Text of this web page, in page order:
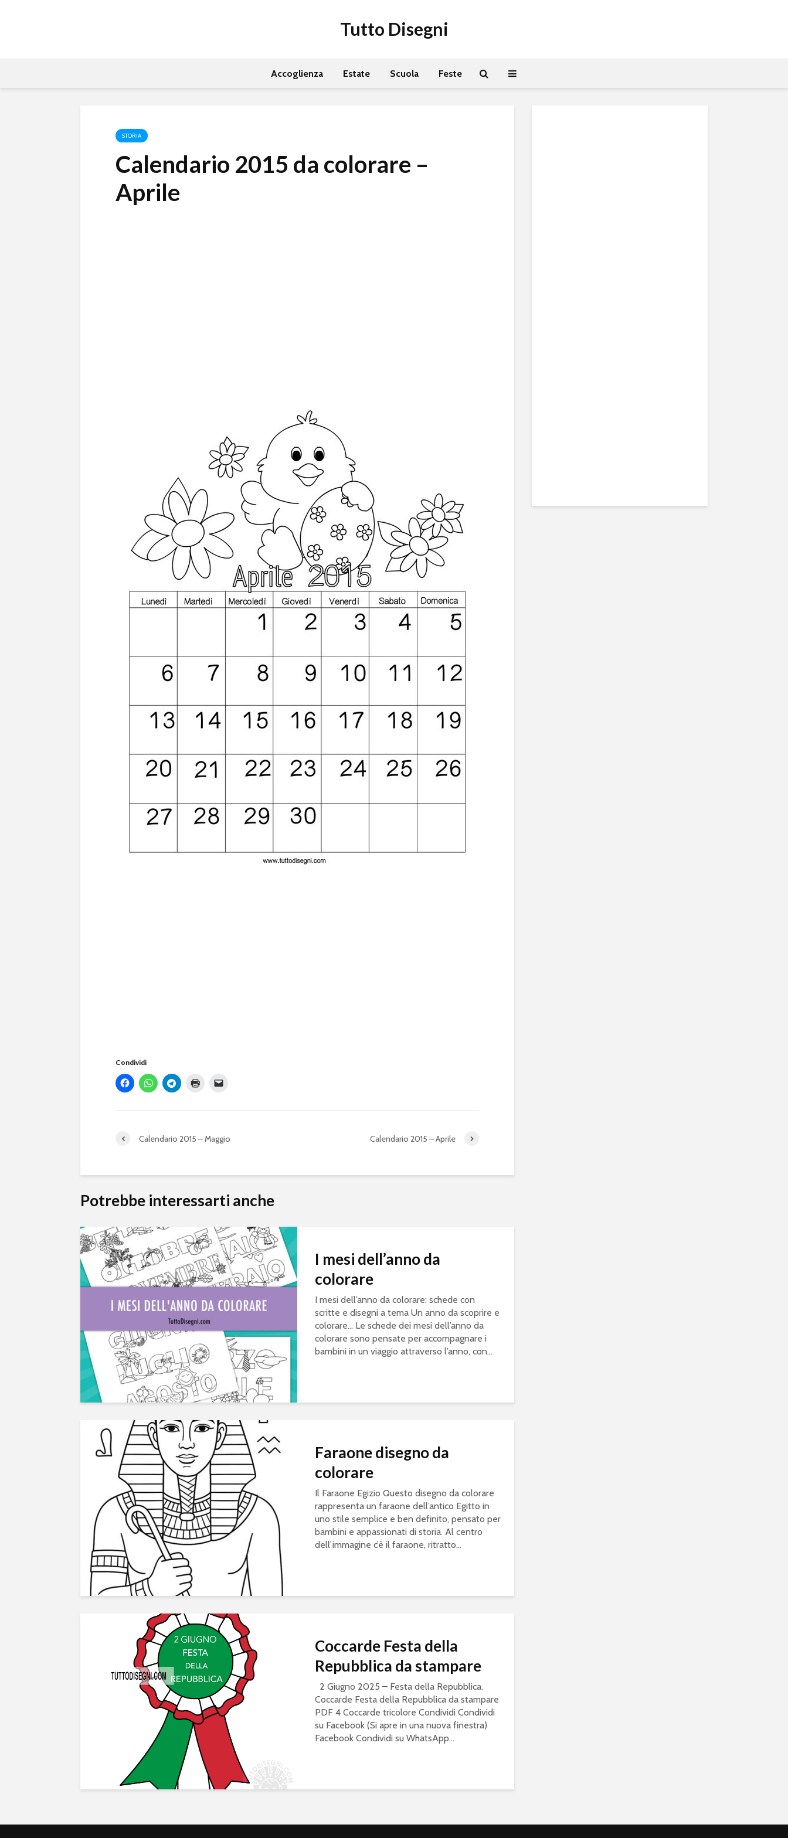
Tutto Disegni
Accoglienza Estate Scuola Feste
STORIA
Calendario 2015 da colorare –
Aprile
Condividi
Calendario 2015 – Maggio Calendario 2015 – Aprile
Potrebbe interessarti anche
I mesi dell’anno da
colorare
I mesi dell’anno da colorare: schede con
scritte e disegni a tema Un anno da scoprire e
colorare… Le schede dei mesi dell’anno da
colorare sono pensate per accompagnare i
bambini in un viaggio attraverso l’anno, con...
Faraone disegno da
colorare
Il Faraone Egizio Questo disegno da colorare
rappresenta un faraone dell’antico Egitto in
uno stile semplice e ben definito, pensato per
bambini e appassionati di storia. Al centro
dell’immagine c’è il faraone, ritratto...
Coccarde Festa della
Repubblica da stampare
2 Giugno 2025 – Festa della Repubblica.
Coccarde Festa della Repubblica da stampare
PDF 4 Coccarde tricolore Condividi Condividi
su Facebook (Si apre in una nuova finestra)
Facebook Condividi su WhatsApp...